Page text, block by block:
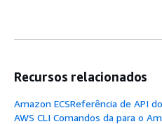
Recursos relacionados
Amazon ECSReferência de API do
AWS CLI Comandos da para o